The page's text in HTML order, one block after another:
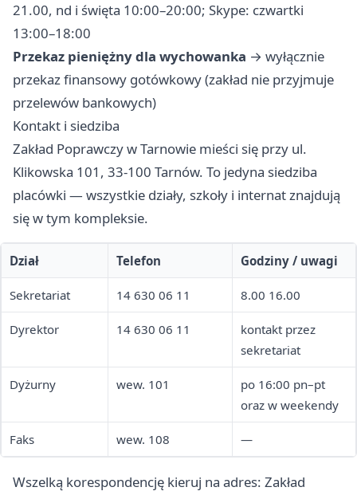
21.00, nd i święta 10:00–20:00; Skype: czwartki
13:00–18:00
Przekaz pieniężny dla wychowanka → wyłącznie
przekaz finansowy gotówkowy (zakład nie przyjmuje
przelewów bankowych)
Kontakt i siedziba
Zakład Poprawczy w Tarnowie mieści się przy ul.
Klikowska 101, 33-100 Tarnów. To jedyna siedziba
placówki — wszystkie działy, szkoły i internat znajdują
się w tym kompleksie.
Dział Telefon Godziny / uwagi
Sekretariat 14 630 06 11 8.00 16.00
Dyrektor 14 630 06 11
kontakt przez
sekretariat
Dyżurny wew. 101
po 16:00 pn–pt
oraz w weekendy
Faks wew. 108 —
Wszelką korespondencję kieruj na adres: Zakład